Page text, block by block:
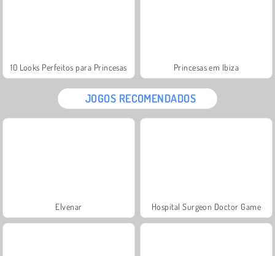
10 Looks Perfeitos para Princesas Princesas em Ibiza
JOGOS RECOMENDADOS
Elvenar Hospital Surgeon Doctor Game